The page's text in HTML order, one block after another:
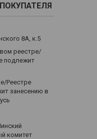
8А, к.5
реестре/
подлежит
Реестре
занесению в
комитет